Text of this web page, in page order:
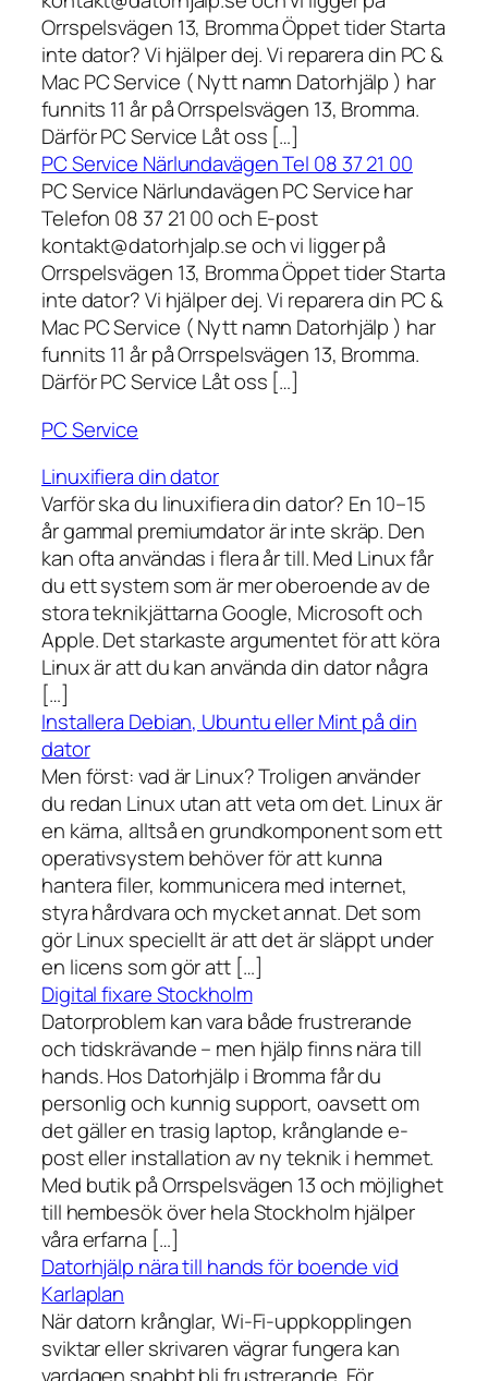
Orrspelsvägen 13, Bromma Öppet tider Starta
inte dator? Vi hjälper dej. Vi reparera din PC &
Mac PC Service ( Nytt namn Datorhjälp ) har
funnits 11 år på Orrspelsvägen 13, Bromma.
Därför PC Service Låt oss […]
PC Service Närlundavägen Tel 08 37 21 00
PC Service Närlundavägen PC Service har
Telefon 08 37 21 00 och E-post
kontakt@datorhjalp.se och vi ligger på
Orrspelsvägen 13, Bromma Öppet tider Starta
inte dator? Vi hjälper dej. Vi reparera din PC &
Mac PC Service ( Nytt namn Datorhjälp ) har
funnits 11 år på Orrspelsvägen 13, Bromma.
Därför PC Service Låt oss […]
PC Service
Linuxifiera din dator
Varför ska du linuxifiera din dator? En 10–15
år gammal premiumdator är inte skräp. Den
kan ofta användas i flera år till. Med Linux får
du ett system som är mer oberoende av de
stora teknikjättarna Google, Microsoft och
Apple. Det starkaste argumentet för att köra
Linux är att du kan använda din dator några
[…]
Installera Debian, Ubuntu eller Mint på din
dator
Men först: vad är Linux? Troligen använder
du redan Linux utan att veta om det. Linux är
en kärna, alltså en grundkomponent som ett
operativsystem behöver för att kunna
hantera filer, kommunicera med internet,
styra hårdvara och mycket annat. Det som
gör Linux speciellt är att det är släppt under
en licens som gör att […]
Digital fixare Stockholm
Datorproblem kan vara både frustrerande
och tidskrävande – men hjälp finns nära till
hands. Hos Datorhjälp i Bromma får du
personlig och kunnig support, oavsett om
det gäller en trasig laptop, krånglande e-
post eller installation av ny teknik i hemmet.
Med butik på Orrspelsvägen 13 och möjlighet
till hembesök över hela Stockholm hjälper
våra erfarna […]
Datorhjälp nära till hands för boende vid
Karlaplan
När datorn krånglar, Wi-Fi-uppkopplingen
sviktar eller skrivaren vägrar fungera kan